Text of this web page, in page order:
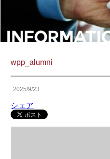
wpp_alumni
2025/9/23
シェア